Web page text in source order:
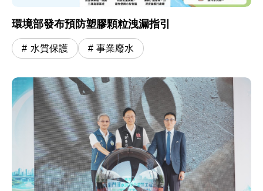
環境部發布預防塑膠顆粒洩漏指引
水質保護 事業廢水